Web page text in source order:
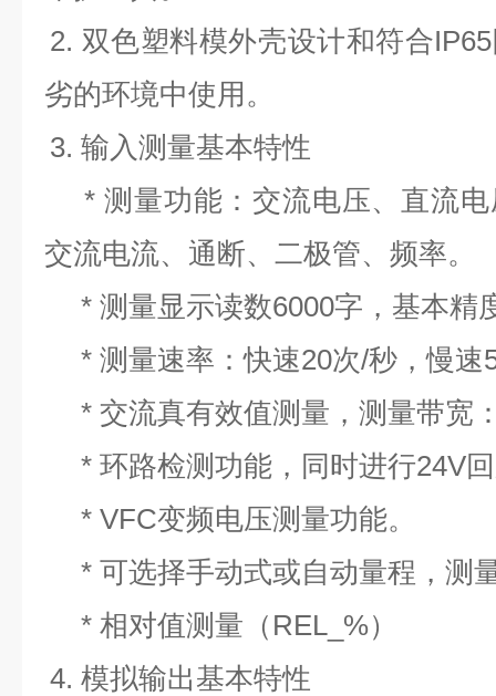
2. 双色塑料模外壳设计和符合
劣的环境中使用。
3. 输入测量基本特性
* 测量功能：交流电压、直流电
交流电流、通断、二极管、频率。
* 测量显示读数6000字，基本精
* 测量速率：快速20次/秒，慢速
* 交流真有效值测量，测量带宽
* 环路检测功能，同时进行24V
* VFC变频电压测量功能。
* 可选择手动式或自动量程，测
* 相对值测量（REL_%）
4. 模拟输出基本特性